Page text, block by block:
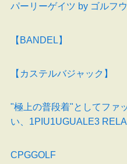
パーリーゲイツ by ゴルフ
【BANDEL】
【カステルバジャック】
"極上の普段着"としてファ
い、1PIU1UGUALE3
CPGGOLF